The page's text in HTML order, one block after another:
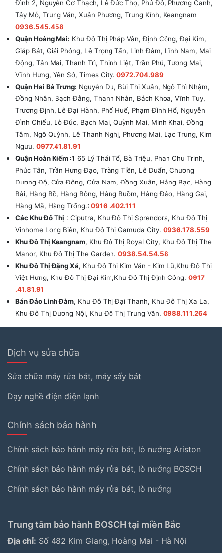
Đình 2, Nguyễn Cơ Thạch, Lê Đức Thọ, Phú Đô, Phương Canh,
Tây Mỗ, Trung Văn, Xuân Phương, Trung Kính, Keangnam
0936.545.458
Quận Hoàng Mai: Khu Đô Thị Pháp Vân, Định Công, Đại Kim,
Giáp Bát, Giải Phóng, Lê Trọng Tấn, Linh Đàm, Lĩnh Nam, Mai
Động, Tân Mai, Thanh Trì, Thịnh Liệt, Trần Phú, Tương Mai,
Vĩnh Hưng, Yên Sở, Times City. 0972.704.989
Quận Hai Bà Trưng: Nguyễn Du, Bùi Thị Xuân, Ngô Thì Nhậm,
Đồng Nhân, Bạch Đằng, Thanh Nhàn, Bách Khoa, Vĩnh Tuy,
Trương Định, Lê Đại Hành, Phố Huế, Phạm Đình Hổ, Nguyễn
Đình Chiểu, Lò Đúc, Bạch Mai, Quỳnh Mai, Minh Khai, Đồng
Tâm, Ngõ Quỳnh, Lê Thanh Nghị, Phương Mai, Lạc Trung, Kim
Ngưu. 0977.41.81.91
Quận Hoàn Kiếm :1 65 Lý Thái Tổ, Bà Triệu, Phan Chu Trinh,
Phúc Tân, Trần Hưng Đạo, Tràng Tiền, Lê Duẩn, Chương
Dương Độ, Cửa Đông, Cửa Nam, Đồng Xuân, Hàng Bạc, Hàng
Bài, Hàng Bồ, Hàng Bông, Hàng Buồm, Hàng Đào, Hàng Gai,
Hàng Mã, Hàng Trống.: 0916 .402.111
Các Khu Đô Thị : Ciputra, Khu Đô Thị Sprendora, Khu Đô Thị
Vinhome Long Biên, Khu Đô Thị Gamuda City. 0936.178.559
Khu Đô Thị Keangnam, Khu Đô Thị Royal City, Khu Đô Thị The
Manor, Khu Đô Thị The Garden. 0938.54.54.58
Khu Đô Thị Đặng Xá, Khu Đô Thị Kim Văn - Kim Lũ,Khu Đô Thị
Việt Hưng, Khu Đô Thị Đại Kim,Khu Đô Thị Định Công. 0917
.41.81.91
Bán Đảo Linh Đàm, Khu Đô Thị Đại Thanh, Khu Đô Thị Xa La,
Khu Đô Thị Dương Nội, Khu Đô Thị Trung Văn. 0988.111.264
Dịch vụ sửa chữa
Sửa chữa máy rửa bát, máy sấy bát
Dạy nghề điện điện lạnh
Chính sách bảo hành
Chính sách bảo hành máy rửa bát, lò nướng Ariston
Chính sách bảo hành máy rửa bát, lò nướng BOSCH
Chính sách bảo hành máy rửa bát, lò nướng
Trung tâm bảo hành BOSCH tại miền Bắc
Địa chỉ: Số 482 Kim Giang, Hoàng Mai - Hà Nội